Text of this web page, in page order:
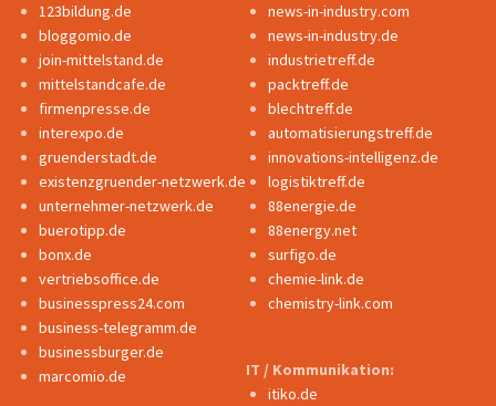
123bildung.de
bloggomio.de
join-mittelstand.de
mittelstandcafe.de
firmenpresse.de
interexpo.de
gruenderstadt.de
existenzgruender-netzwerk.de
unternehmer-netzwerk.de
buerotipp.de
bonx.de
vertriebsoffice.de
businesspress24.com
business-telegramm.de
businessburger.de
marcomio.de
news-in-industry.com
news-in-industry.de
industrietreff.de
packtreff.de
blechtreff.de
automatisierungstreff.de
innovations-intelligenz.de
logistiktreff.de
88energie.de
88energy.net
surfigo.de
chemie-link.de
chemistry-link.com
IT / Kommunikation:
itiko.de